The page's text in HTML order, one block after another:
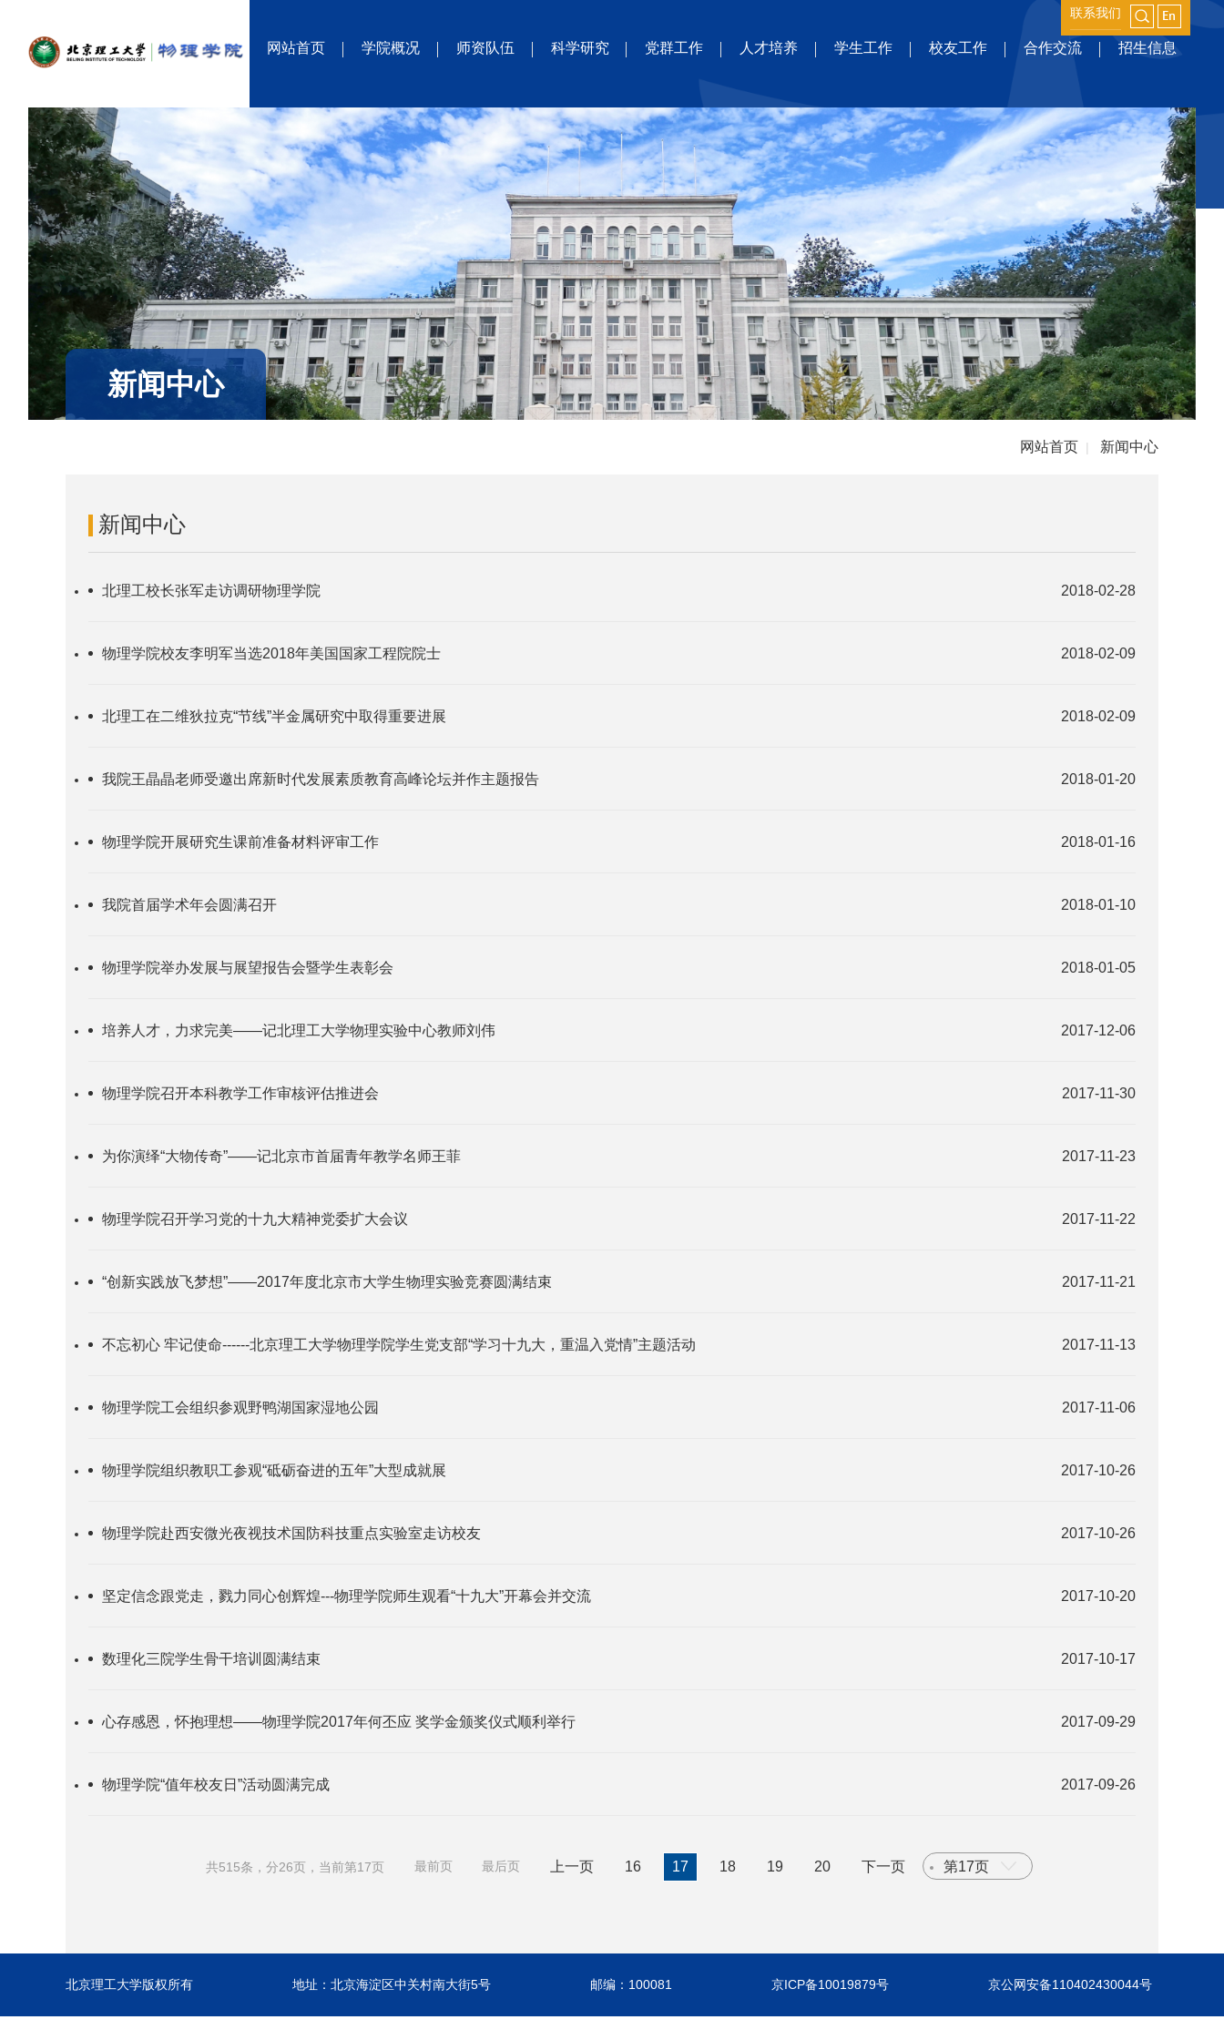
联系我们
网站首页 学院概况 师资队伍 科学研究 党群工作 人才培养 学生工作 校友工作 合作交流 招生信息
新闻中心
网站首页 | 新闻中心
新闻中心
2018-02-28
北理工校长张军走访调研物理学院
2018-02-09
物理学院校友李明军当选2018年美国国家工程院院士
2018-02-09
北理工在二维狄拉克“节线”半金属研究中取得重要进展
2018-01-20
我院王晶晶老师受邀出席新时代发展素质教育高峰论坛并作主题报告
2018-01-16
物理学院开展研究生课前准备材料评审工作
2018-01-10
我院首届学术年会圆满召开
2018-01-05
物理学院举办发展与展望报告会暨学生表彰会
2017-12-06
培养人才，力求完美——记北理工大学物理实验中心教师刘伟
2017-11-30
物理学院召开本科教学工作审核评估推进会
2017-11-23
为你演绎“大物传奇”——记北京市首届青年教学名师王菲
2017-11-22
物理学院召开学习党的十九大精神党委扩大会议
2017-11-21
“创新实践放飞梦想”——2017年度北京市大学生物理实验竞赛圆满结束
2017-11-13
不忘初心 牢记使命------北京理工大学物理学院学生党支部“学习十九大，重温入党情”主题活动
2017-11-06
物理学院工会组织参观野鸭湖国家湿地公园
2017-10-26
物理学院组织教职工参观“砥砺奋进的五年”大型成就展
2017-10-26
物理学院赴西安微光夜视技术国防科技重点实验室走访校友
2017-10-20
坚定信念跟党走，戮力同心创辉煌---物理学院师生观看“十九大”开幕会并交流
2017-10-17
数理化三院学生骨干培训圆满结束
2017-09-29
心存感恩，怀抱理想——物理学院2017年何丕应 奖学金颁奖仪式顺利举行
2017-09-26
物理学院“值年校友日”活动圆满完成
共515条，分26页，当前第17页 最前页 最后页 上一页 16 17 18 19 20 下一页 第17页
北京理工大学版权所有 地址：北京海淀区中关村南大街5号 邮编：100081 京ICP备10019879号 京公网安备110402430044号